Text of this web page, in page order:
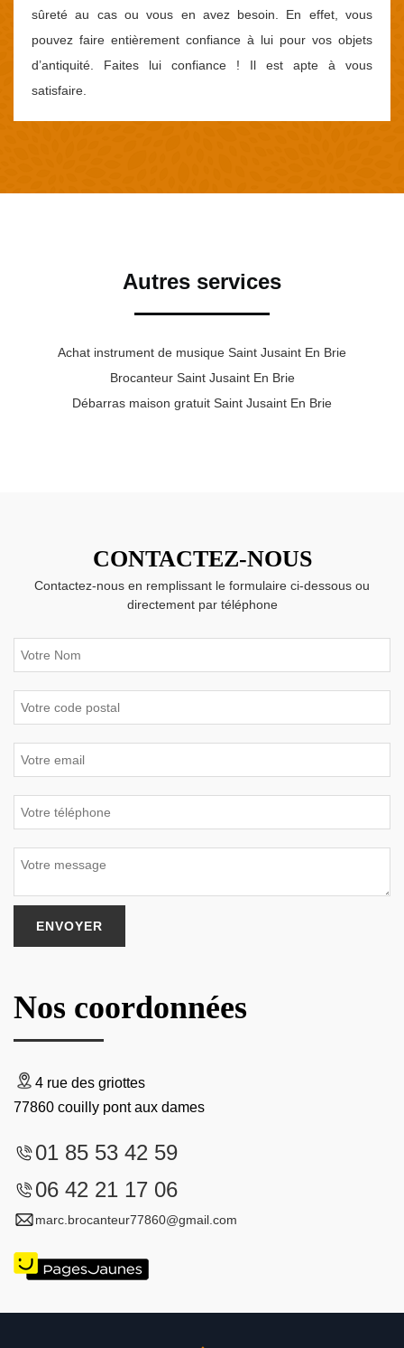
sûreté au cas ou vous en avez besoin. En effet, vous
pouvez faire entièrement confiance à lui pour vos objets
d’antiquité. Faites lui confiance ! Il est apte à vous
satisfaire.
Autres services
Achat instrument de musique Saint Jusaint En Brie
Brocanteur Saint Jusaint En Brie
Débarras maison gratuit Saint Jusaint En Brie
CONTACTEZ-NOUS
Contactez-nous en remplissant le formulaire ci-dessous ou
directement par téléphone
Nos coordonnées
4 rue des griottes
77860 couilly pont aux dames
01 85 53 42 59
06 42 21 17 06
marc.brocanteur77860@gmail.com